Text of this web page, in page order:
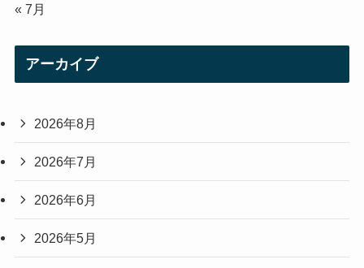
« 7月
アーカイブ
2026年8月
2026年7月
2026年6月
2026年5月